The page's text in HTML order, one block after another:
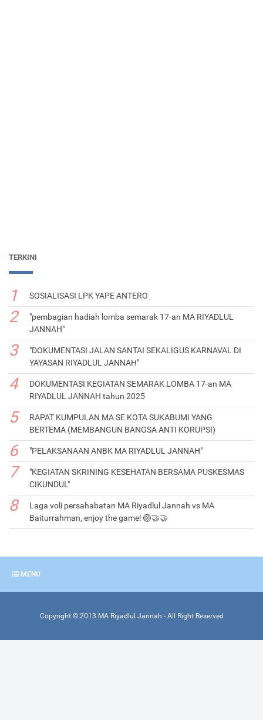
TERKINI
SOSIALISASI LPK YAPE ANTERO
"pembagian hadiah lomba semarak 17-an MA RIYADLUL
JANNAH"
"DOKUMENTASI JALAN SANTAI SEKALIGUS KARNAVAL DI
YAYASAN RIYADLUL JANNAH"
DOKUMENTASI KEGIATAN SEMARAK LOMBA 17-an MA
RIYADLUL JANNAH tahun 2025
RAPAT KUMPULAN MA SE KOTA SUKABUMI YANG
BERTEMA (MEMBANGUN BANGSA ANTI KORUPSI)
"PELAKSANAAN ANBK MA RIYADLUL JANNAH"
"KEGIATAN SKRINING KESEHATAN BERSAMA PUSKESMAS
CIKUNDUL"
Laga voli persahabatan MA Riyadlul Jannah vs MA
Baiturrahman, enjoy the game! 🏐🤝🤝
MENU
Copyright © 2013 MA Riyadlul Jannah - All Right Reserved